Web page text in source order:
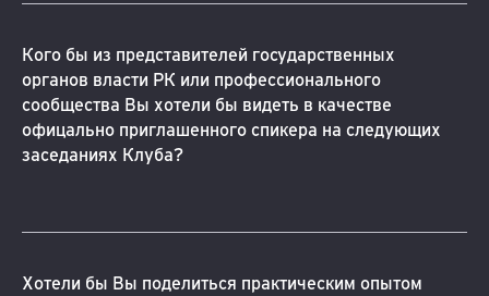
Кого бы из представителей государственных
органов власти РК или профессионального
сообщества Вы хотели бы видеть в качестве
офицально приглашенного спикера на следующих
заседаниях Клуба?
Хотели бы Вы поделиться практическим опытом